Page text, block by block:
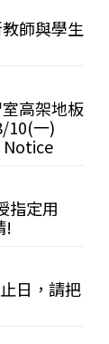
師與學生
高架地板
10(一)
Notice
指定用
!
日，請把